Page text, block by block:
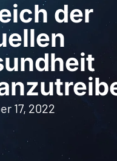
der
17, 2022